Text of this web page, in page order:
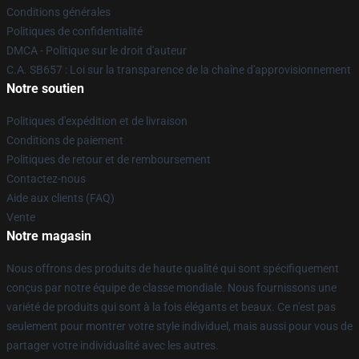
Conditions générales
Politiques de confidentialité
DMCA - Politique sur le droit d'auteur
C.A. SB657 : Loi sur la transparence de la chaîne d'approvisionnement
Notre soutien
Politiques d'expédition et de livraison
Conditions de paiement
Politiques de retour et de remboursement
Contactez-nous
Aide aux clients (FAQ)
Vente
Notre magasin
Nous offrons des produits de haute qualité qui sont spécifiquement
conçus par notre équipe de classe mondiale. Nous fournissons une
variété de produits qui sont à la fois élégants et beaux. Ce n'est pas
seulement pour montrer votre style individuel, mais aussi pour vous de
partager votre individualité avec les autres.